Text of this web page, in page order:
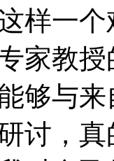
样一
家教
够与
讨，